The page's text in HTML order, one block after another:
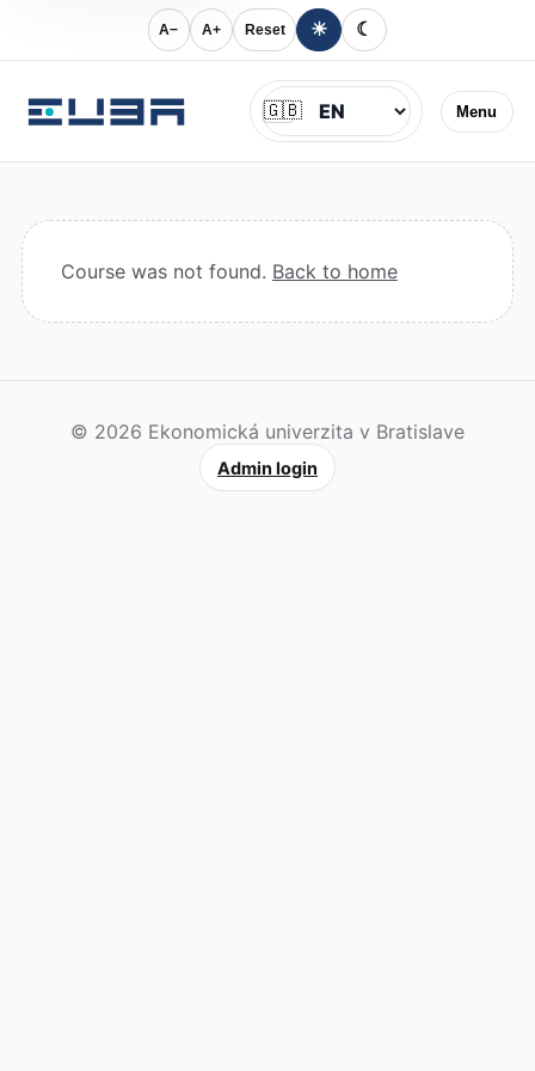
A− A+ Reset ☀ ☾
Menu
Jazyk
🇬🇧
Course was not found. Back to home
© 2026 Ekonomická univerzita v Bratislave
Admin login